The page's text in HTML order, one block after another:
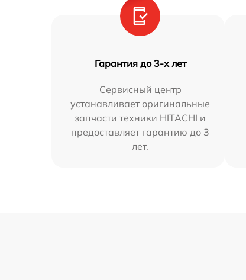
Гарантия до 3-х лет
Сервисный центр
устанавливает оригинальные
запчасти техники HITACHI и
предоставляет гарантию до 3
лет.